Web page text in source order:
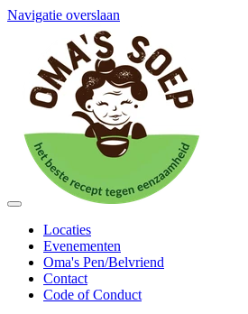
Navigatie overslaan
Locaties
Evenementen
Oma's Pen/Belvriend
Contact
Code of Conduct